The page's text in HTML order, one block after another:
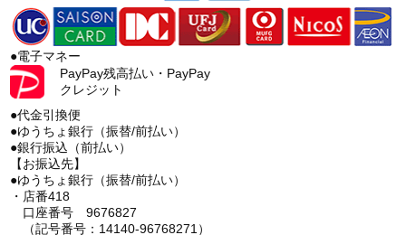
●電子マネー
PayPay残高払い・PayPay
クレジット
●代金引換便
●ゆうちょ銀行（振替/前払い）
●銀行振込（前払い）
【お振込先】
●ゆうちょ銀行（振替/前払い）
・店番418
口座番号 9676827
（記号番号：14140-96768271）